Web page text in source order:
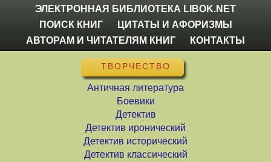
ЭЛЕКТРОННАЯ БИБЛИОТЕКА LIBOK.NET
ПОИСК КНИГ
ЦИТАТЫ И АФОРИЗМЫ
АВТОРАМ И ЧИТАТЕЛЯМ КНИГ
КОНТАКТЫ
ТВОРЧЕСТВО
Античная литература
Боевики
Детектив
Детектив иронический
Детектив исторический
Детектив классический